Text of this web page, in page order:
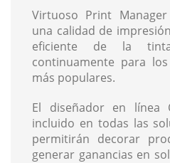
Virtuoso Print
una calidad de
eficiente de la
continuamente para
más populares.
El diseñador en línea
incluido en todas las
permitirán decorar
generar ganancias en